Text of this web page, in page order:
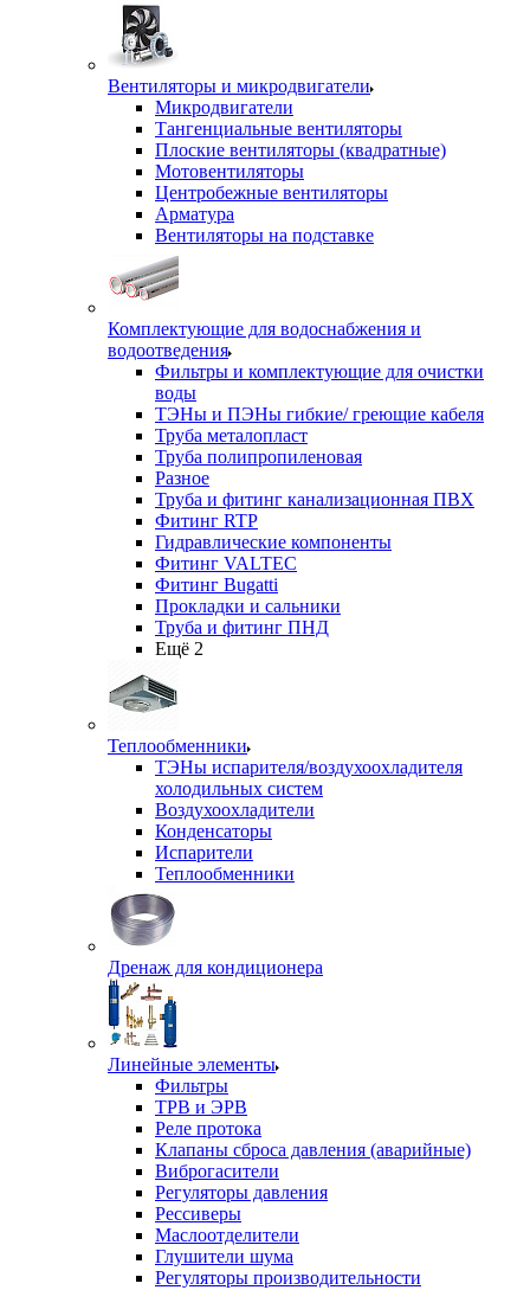
Вентиляторы и микродвигатели
Микродвигатели
Тангенциальные вентиляторы
Плоские вентиляторы (квадратные)
Мотовентиляторы
Центробежные вентиляторы
Арматура
Вентиляторы на подставке
Комплектующие для водоснабжения и
водоотведения
Фильтры и комплектующие для очистки
воды
ТЭНы и ПЭНы гибкие/ греющие кабеля
Труба металопласт
Труба полипропиленовая
Разное
Труба и фитинг канализационная ПВХ
Фитинг RTP
Гидравлические компоненты
Фитинг VALTEC
Фитинг Bugatti
Прокладки и сальники
Труба и фитинг ПНД
Ещё 2
Теплообменники
ТЭНы испарителя/воздухоохладителя
холодильных систем
Воздухоохладители
Конденсаторы
Испарители
Теплообменники
Дренаж для кондиционера
Линейные элементы
Фильтры
ТРВ и ЭРВ
Реле протока
Клапаны сброса давления (аварийные)
Виброгасители
Регуляторы давления
Рессиверы
Маслоотделители
Глушители шума
Регуляторы производительности